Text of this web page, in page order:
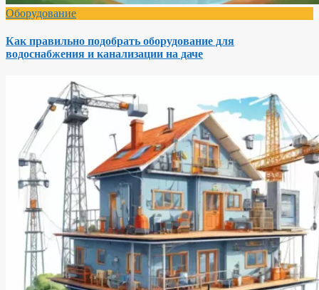
Оборудование
Как правильно подобрать оборудование для
водоснабжения и канализации на даче